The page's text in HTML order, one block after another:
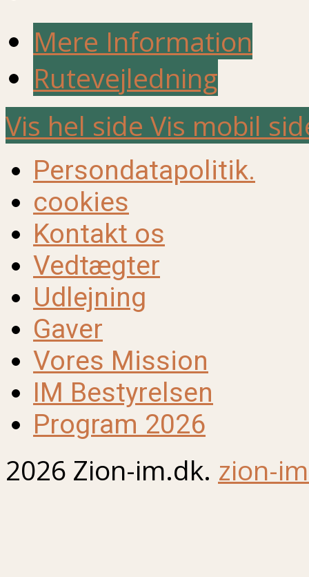
Mere Information
Rutevejledning
Vis hel side Vis mobil
Persondatapolitik.
cookies
Kontakt os
Vedtægter
Udlejning
Gaver
Vores Mission
IM Bestyrelsen
Program 2026
2026 Zion-im.dk. zion-